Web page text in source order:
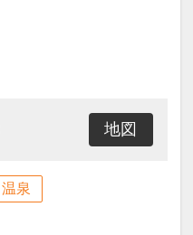
地図
温泉